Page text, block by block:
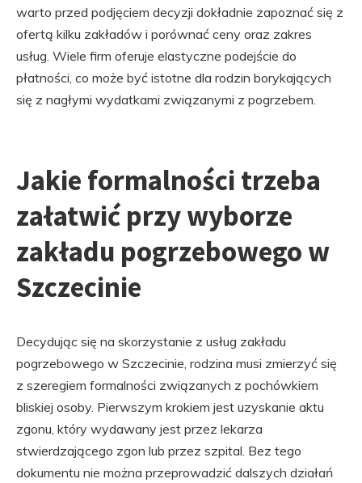
warto przed podjęciem decyzji dokładnie zapoznać się z
ofertą kilku zakładów i porównać ceny oraz zakres
usług. Wiele firm oferuje elastyczne podejście do
płatności, co może być istotne dla rodzin borykających
się z nagłymi wydatkami związanymi z pogrzebem.
Jakie formalności trzeba
załatwić przy wyborze
zakładu pogrzebowego w
Szczecinie
Decydując się na skorzystanie z usług zakładu
pogrzebowego w Szczecinie, rodzina musi zmierzyć się
z szeregiem formalności związanych z pochówkiem
bliskiej osoby. Pierwszym krokiem jest uzyskanie aktu
zgonu, który wydawany jest przez lekarza
stwierdzającego zgon lub przez szpital. Bez tego
dokumentu nie można przeprowadzić dalszych działań